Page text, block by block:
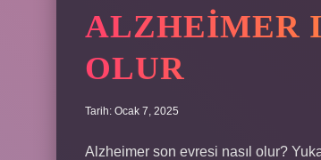
ALZHEIMER
OLUR
Tarih: Ocak 7, 2025
Alzheimer son evresi nasıl olur?